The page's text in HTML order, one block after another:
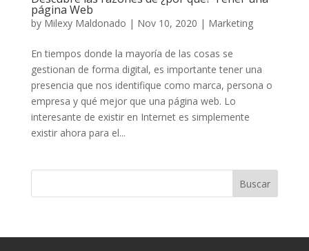
página Web
by Milexy Maldonado | Nov 10, 2020 | Marketing
En tiempos donde la mayoría de las cosas se
gestionan de forma digital, es importante tener una
presencia que nos identifique como marca, persona o
empresa y qué mejor que una página web. Lo
interesante de existir en Internet es simplemente
existir ahora para el...